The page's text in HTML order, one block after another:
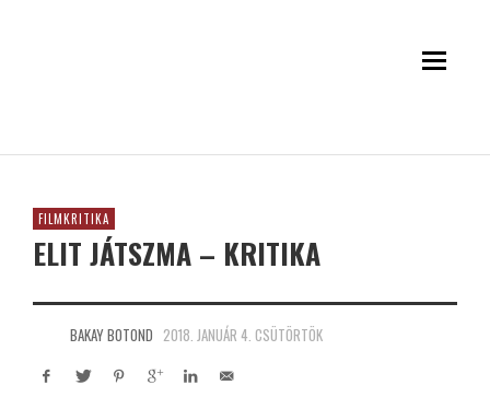
FILMKRITIKA
ELIT JÁTSZMA – KRITIKA
BAKAY BOTOND 2018. JANUÁR 4. CSÜTÖRTÖK